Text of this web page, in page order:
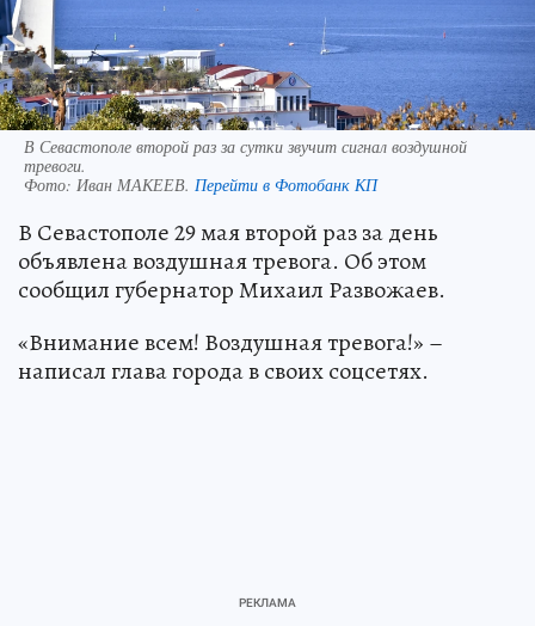
В Севастополе второй раз за сутки звучит сигнал воздушной
тревоги.
Фото: Иван МАКЕЕВ. Перейти в Фотобанк КП
В Севастополе 29 мая второй раз за день
объявлена воздушная тревога. Об этом
сообщил губернатор Михаил Развожаев.
«Внимание всем! Воздушная тревога!» –
написал глава города в своих соцсетях.